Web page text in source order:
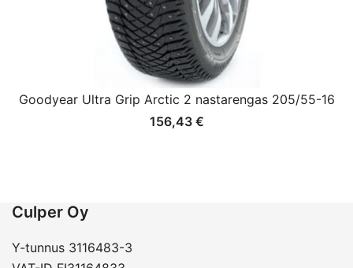
Goodyear Ultra Grip Arctic 2 nastarengas 205/55-16
156,43 €
Culper Oy
Y-tunnus 3116483-3